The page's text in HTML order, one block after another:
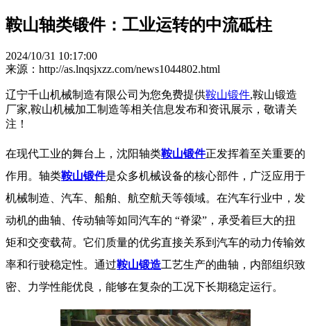
鞍山轴类锻件：工业运转的中流砥柱
2024/10/31 10:17:00
来源：http://as.lnqsjxzz.com/news1044802.html
辽宁千山机械制造有限公司为您免费提供鞍山锻件,鞍山锻造
厂家,鞍山机械加工制造等相关信息发布和资讯展示，敬请关
注！
在现代工业的舞台上，沈阳轴类鞍山锻件正发挥着至关重要的
作用。轴类鞍山锻件是众多机械设备的核心部件，广泛应用于
机械制造、汽车、船舶、航空航天等领域。在汽车行业中，发
动机的曲轴、传动轴等如同汽车的 “脊梁”，承受着巨大的扭
矩和交变载荷。它们质量的优劣直接关系到汽车的动力传输效
率和行驶稳定性。通过鞍山锻造工艺生产的曲轴，内部组织致
密、力学性能优良，能够在复杂的工况下长期稳定运行。